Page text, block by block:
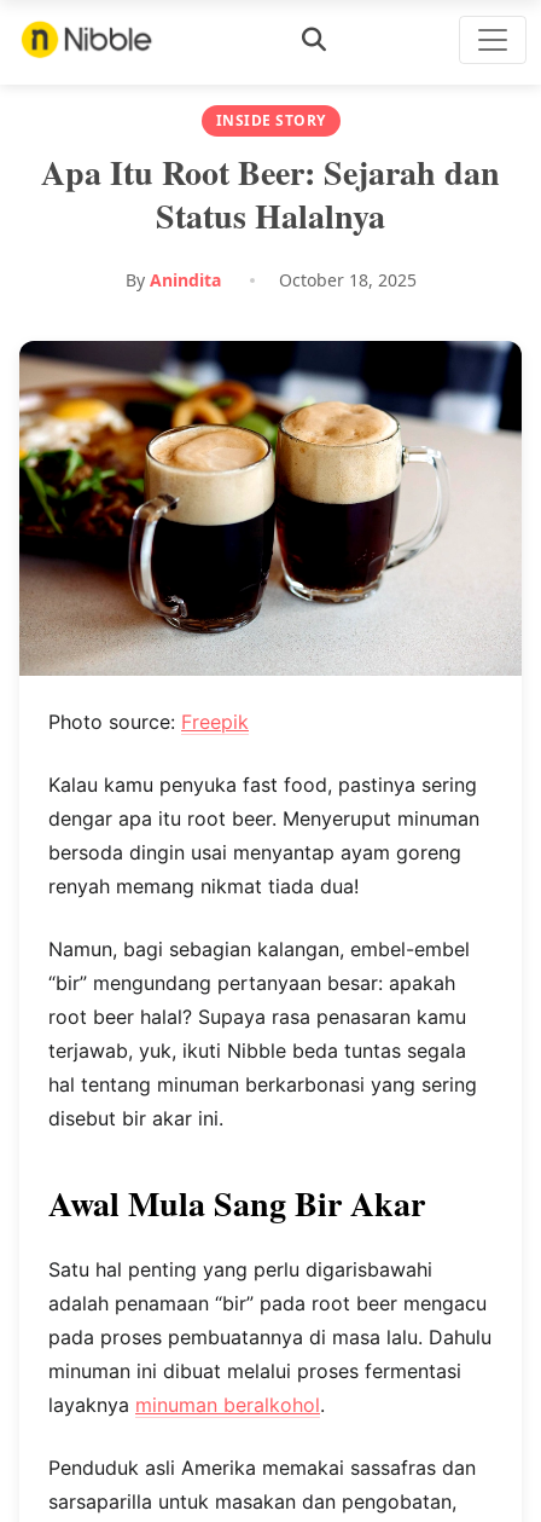
INSIDE STORY
Apa Itu Root Beer: Sejarah dan
Status Halalnya
By Anindita October 18, 2025
Photo source: Freepik
Kalau kamu penyuka fast food, pastinya sering
dengar apa itu root beer. Menyeruput minuman
bersoda dingin usai menyantap ayam goreng
renyah memang nikmat tiada dua!
Namun, bagi sebagian kalangan, embel-embel
“bir” mengundang pertanyaan besar: apakah
root beer halal? Supaya rasa penasaran kamu
terjawab, yuk, ikuti Nibble beda tuntas segala
hal tentang minuman berkarbonasi yang sering
disebut bir akar ini.
Awal Mula Sang Bir Akar
Satu hal penting yang perlu digarisbawahi
adalah penamaan “bir” pada root beer mengacu
pada proses pembuatannya di masa lalu. Dahulu
minuman ini dibuat melalui proses fermentasi
layaknya minuman beralkohol.
Penduduk asli Amerika memakai sassafras dan
sarsaparilla untuk masakan dan pengobatan,